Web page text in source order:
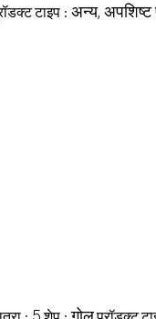
टाइप : अन्य, अपशिष्ट